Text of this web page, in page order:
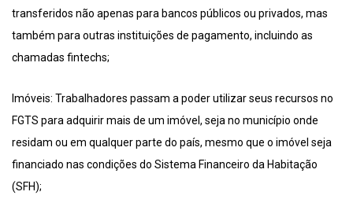
transferidos não apenas para bancos públicos ou privados, mas
também para outras instituições de pagamento, incluindo as
chamadas fintechs;
Imóveis: Trabalhadores passam a poder utilizar seus recursos no
FGTS para adquirir mais de um imóvel, seja no município onde
residam ou em qualquer parte do país, mesmo que o imóvel seja
financiado nas condições do Sistema Financeiro da Habitação
(SFH);